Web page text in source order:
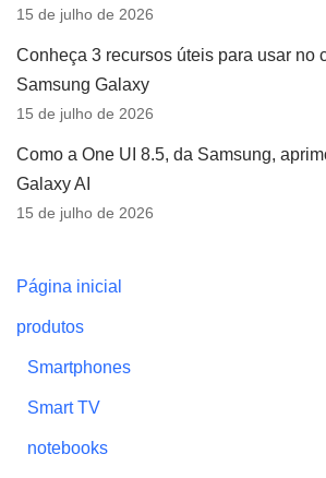
15 de julho de 2026
Conheça 3 recursos úteis para usar no
Samsung Galaxy
15 de julho de 2026
Como a One UI 8.5, da Samsung,
Galaxy AI
15 de julho de 2026
Página inicial
produtos
Smartphones
Smart TV
notebooks